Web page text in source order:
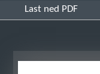
Last ned PDF